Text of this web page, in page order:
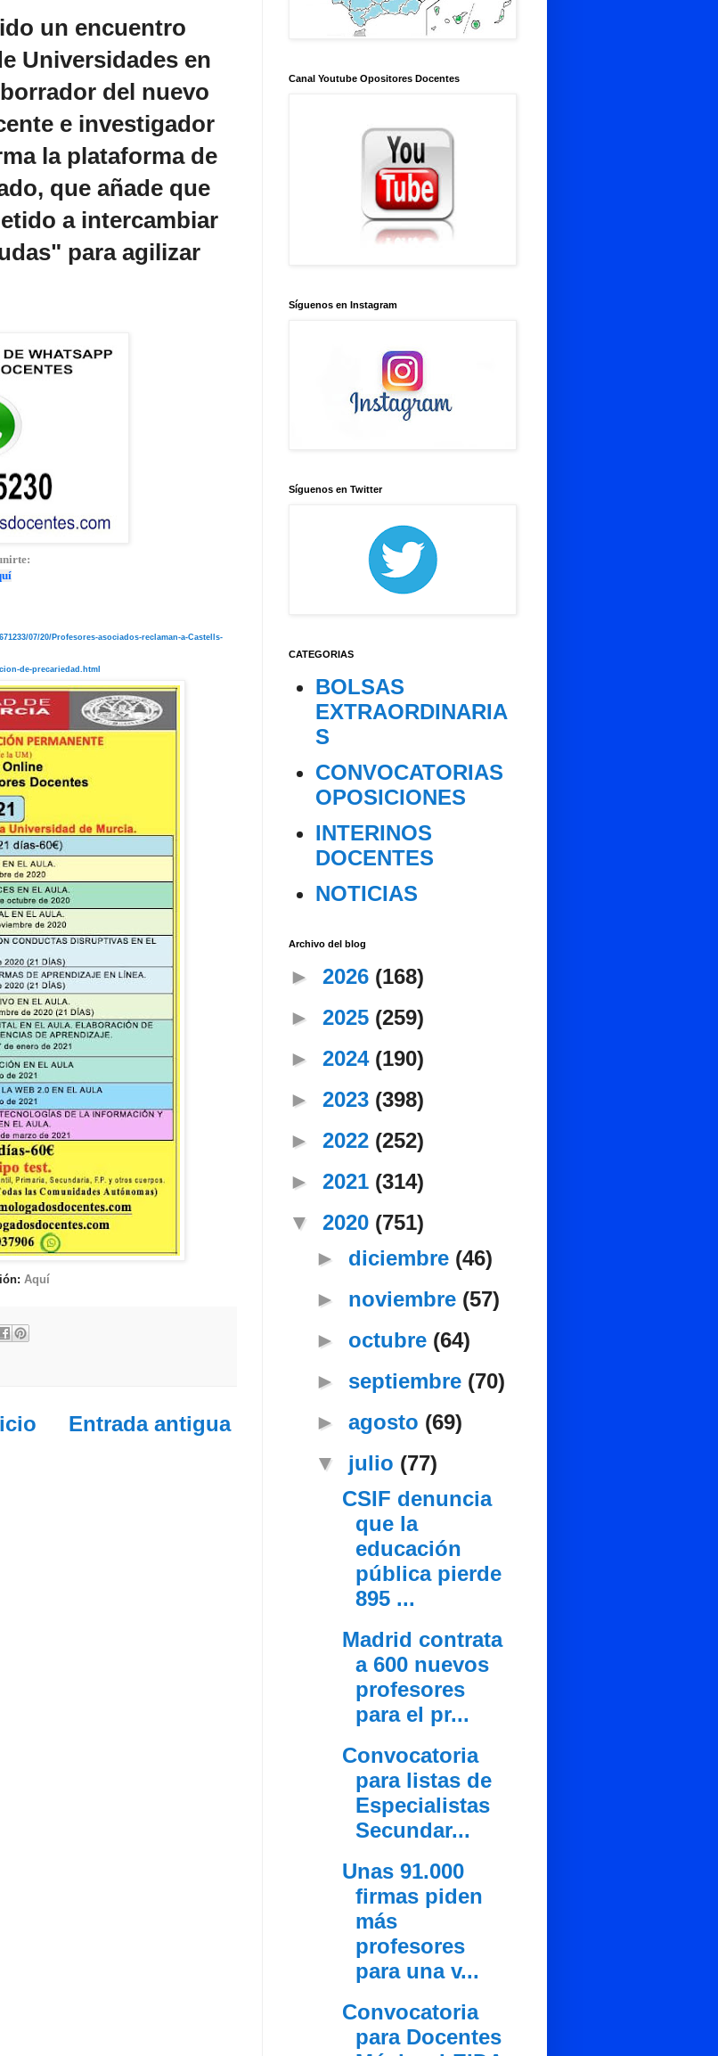
un encuentro
Universidades en
del nuevo
e investigador
la plataforma de
que añade que
a intercambiar
para agilizar
07/20/Profesores-asociados-reclaman-a-Castells-
de-precariedad.html
Aquí
Entrada antigua
Canal Youtube Opositores Docentes
Síguenos en Instagram
Síguenos en Twitter
CATEGORIAS
BOLSAS
EXTRAORDINARIA
S
CONVOCATORIAS
OPOSICIONES
INTERINOS
DOCENTES
NOTICIAS
Archivo del blog
► 2026 (168)
► 2025 (259)
► 2024 (190)
► 2023 (398)
► 2022 (252)
► 2021 (314)
▼ 2020 (751)
► diciembre (46)
► noviembre (57)
► octubre (64)
► septiembre (70)
► agosto (69)
▼ julio (77)
CSIF denuncia
que la
educación
pública pierde
895 ...
Madrid contrata
a 600 nuevos
profesores
para el pr...
Convocatoria
para listas de
Especialistas
Secundar...
Unas 91.000
firmas piden
más
profesores
para una v...
Convocatoria
para Docentes